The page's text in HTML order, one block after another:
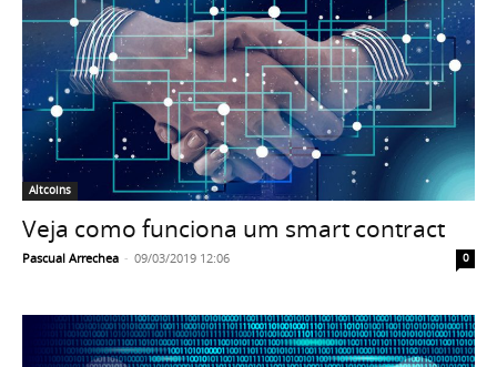
Altcoins
Veja como funciona um smart contract
Pascual Arrechea - 09/03/2019 12:06 0